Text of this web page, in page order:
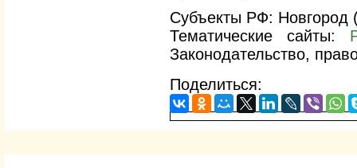
Субъекты РФ: Новгород
Тематические сайты:
Законодательство,
Поделиться: